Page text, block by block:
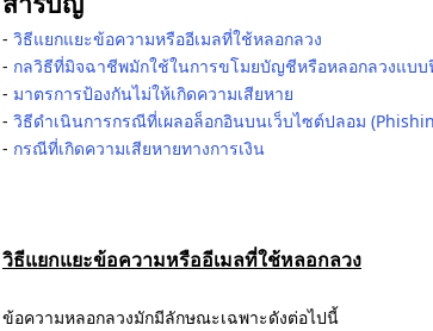
- วิธีแยกแยะข้อความหรืออีเมลที่ใช้หลอกลวง
- กลวิธีที่มิจฉาชีพมักใช้ในการขโมยบัญชีหรือหลอกลวงแบ
- มาตรการป้องกันไม่ให้เกิดความเสียหาย
- วิธีดำเนินการกรณีที่เผลอล็อกอินบนเว็บไซต์ปลอม
- กรณีที่เกิดความเสียหายทางการเงิน
วิธีแยกแยะข้อความหรืออีเมลที่ใช้หลอกลวง
ข้อความหลอกลวงมักมีลักษณะเฉพาะดังต่อไปนี้